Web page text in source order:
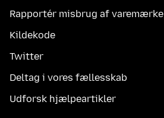
Rapportér misbrug af varemærke
Kildekode
Twitter
Deltag i vores fællesskab
Udforsk hjælpeartikler